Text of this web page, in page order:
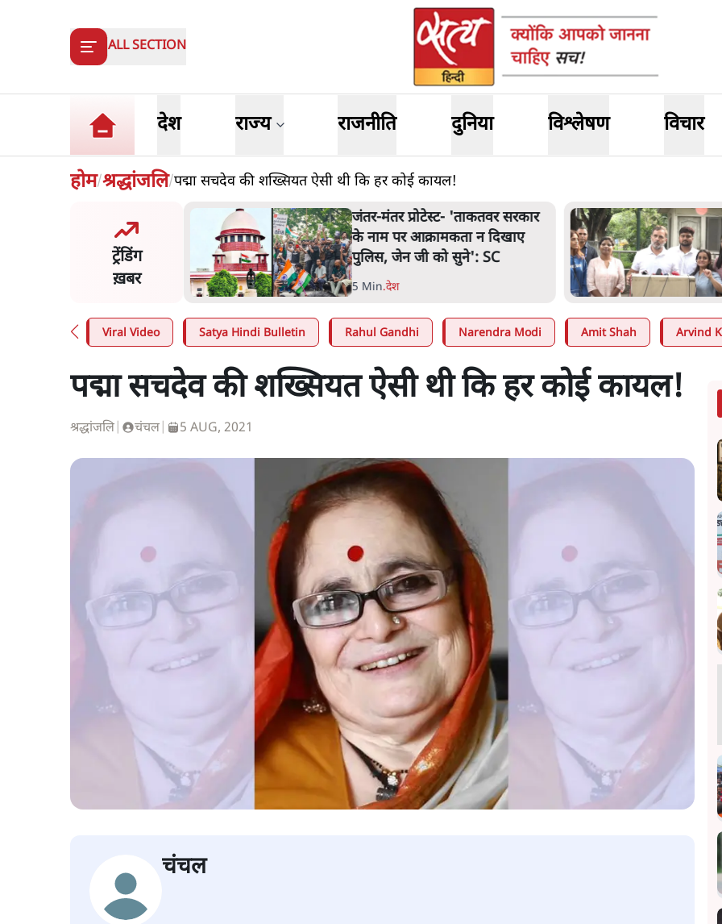
ALL SECTION
देश राज्य राजनीति दुनिया विश्लेषण विचार
होम/श्रद्धांजलि/पद्मा सचदेव की शख्सियत ऐसी थी कि हर कोई कायल!
ट्रेंडिंग
ख़बर
का इंस्टा हैंडल बैनः AAP
जंतर-मंतर प्रोटेस्ट- 'ताकतवर सरकार
के नाम पर आक्रामकता न दिखाए
पुलिस, जेन जी को सुने': SC
5 Min.देश
Viral Video Satya Hindi Bulletin Rahul Gandhi Narendra Modi Amit Shah Arvind
पद्मा सचदेव की शख्सियत ऐसी थी कि हर कोई कायल!
श्रद्धांजलि चंचल 5 AUG, 2021
चंचल